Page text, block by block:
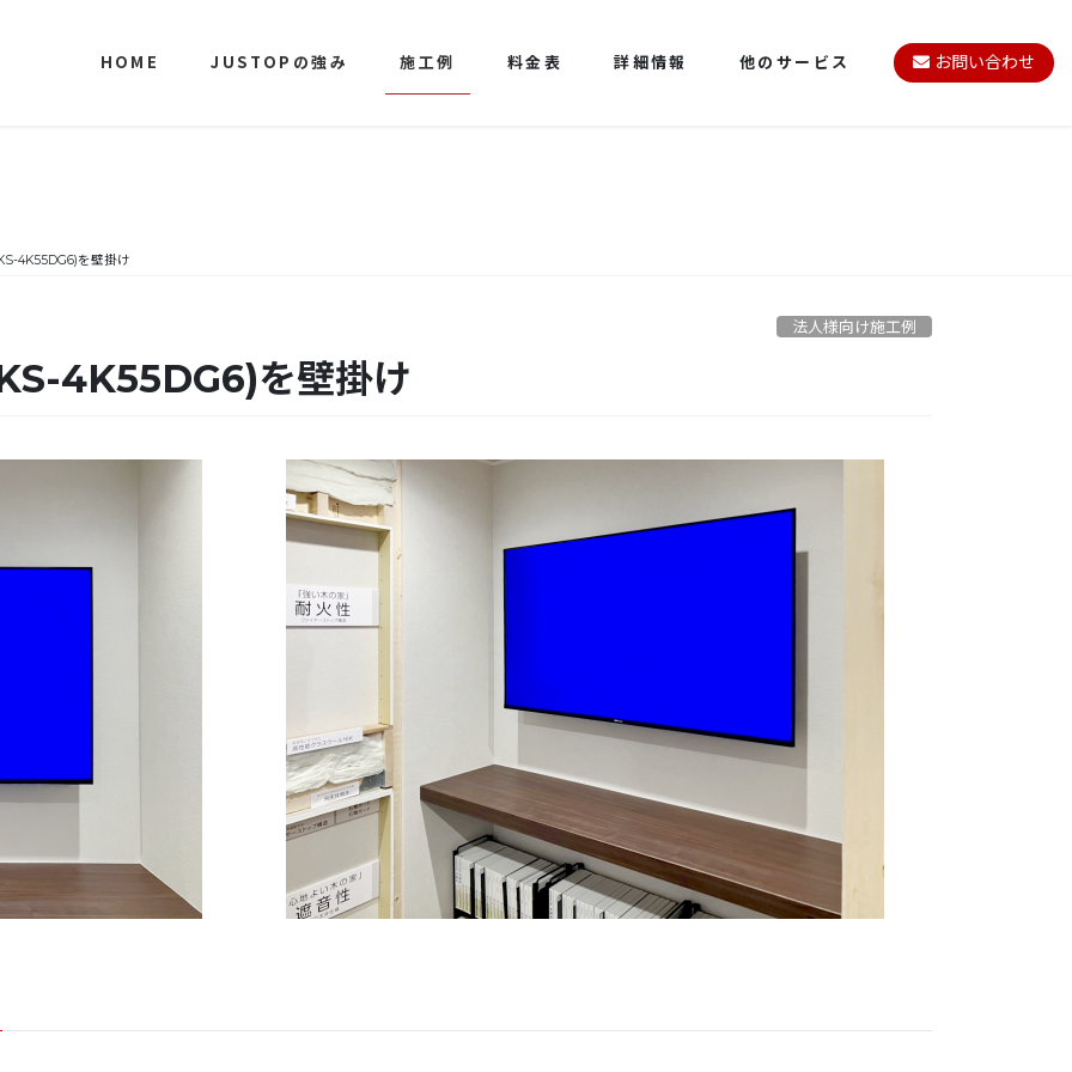
HOME JUSTOPの強み 施工例 料金表 詳細情報 他のサービス お問い合わせ
4K55DG6)を壁掛け
法人様向け施工例
4K55DG6)を壁掛け